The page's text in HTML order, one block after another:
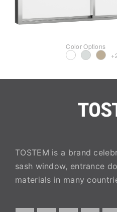
Color Options
TOSTEM is a brand
sash window, entrance
materials in many